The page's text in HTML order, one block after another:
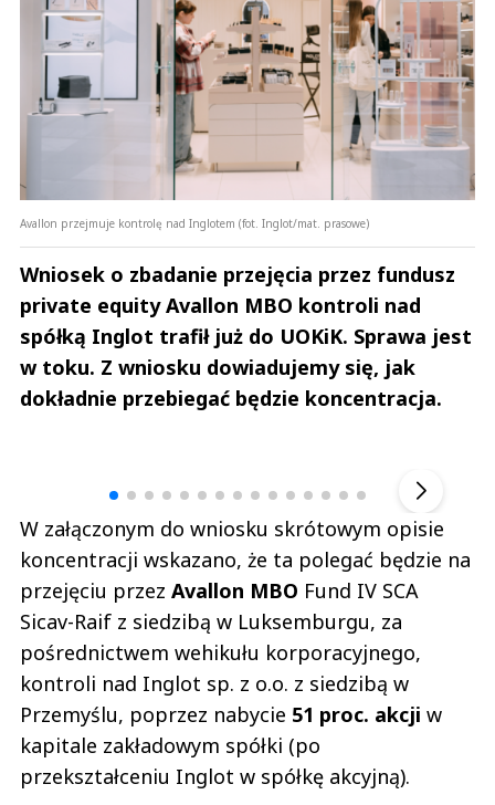
Avallon przejmuje kontrolę nad Inglotem (fot. Inglot/mat. prasowe)
Wniosek o zbadanie przejęcia przez fundusz
private equity Avallon MBO kontroli nad
spółką Inglot trafił już do UOKiK. Sprawa jest
w toku. Z wniosku dowiadujemy się, jak
dokładnie przebiegać będzie koncentracja.
W załączonym do wniosku skrótowym opisie
koncentracji wskazano, że ta polegać będzie na
przejęciu przez Avallon MBO Fund IV SCA
Sicav-Raif z siedzibą w Luksemburgu, za
pośrednictwem wehikułu korporacyjnego,
kontroli nad Inglot sp. z o.o. z siedzibą w
Przemyślu, poprzez nabycie 51 proc. akcji w
kapitale zakładowym spółki (po
przekształceniu Inglot w spółkę akcyjną).